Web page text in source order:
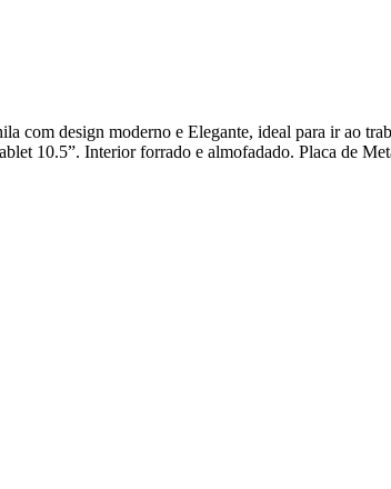
com design moderno e Elegante, ideal para ir ao
10.5”. Interior forrado e almofadado. Placa de